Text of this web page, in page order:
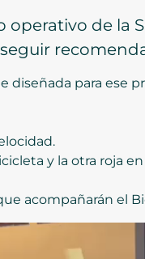
de la
diseñada para ese
y la otra roja
acompañarán el